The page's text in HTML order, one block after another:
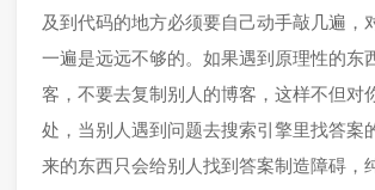
及到代码的地方必须要自己动手敲几遍，
一遍是远远不够的。如果遇到原理性的东
客，不要去复制别人的博客，这样不但对
处，当别人遇到问题去搜索引擎里找答案
来的东西只会给别人找到答案制造障碍，